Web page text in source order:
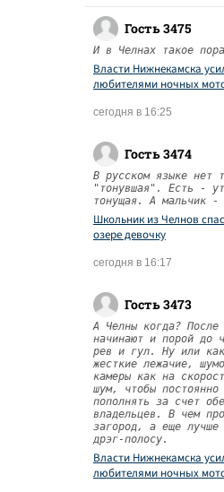
Гость 3475
И в Челнах такое
Власти Нижнекамска
любителями ночных
сегодня в 16:25
Гость 3474
В русском языке нет
"тонувшая". Есть -
тонущая. А мальчик
Школьник из Челнов
озере девочку
сегодня в 16:17
Гость 3473
А Челны когда? После
начинают и порой до
рев и гул. Ну или
жесткие лежачие,
камеры как на
шум, чтобы постоянно
пополнять за счет
владельцев. В чем
загород, а еще лучше
дрэг-полосу.
Власти Нижнекамска
любителями ночных